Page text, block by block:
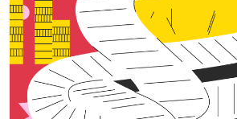
Почему цены растут — наше
предположение
Рынок насытился, демпинг перестал быть
эффективным. Уход западных игроков,
например, Netflix и Spotify, снизил
конкуренцию ипозволил российским
сервисам диктовать условия.Они больше